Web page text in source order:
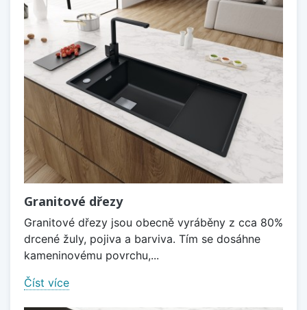
Granitové dřezy
Granitové dřezy jsou obecně vyráběny z cca 80%
drcené žuly, pojiva a barviva. Tím se dosáhne
kameninovému povrchu,...
Číst více